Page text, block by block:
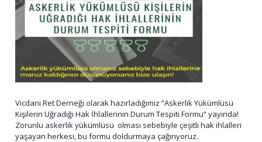
Vicdani Ret Derneği olarak hazırladığımız “Askerlik Yükümlüsü
Kişilerin Uğradığı Hak İhlallerinin Durum Tespiti Formu” yayında!
Zorunlu askerlik yükümlüsü olması sebebiyle çeşitli hak ihlalleri
yaşayan herkesi, bu formu doldurmaya çağırıyoruz.